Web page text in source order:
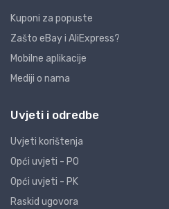
Kuponi za popuste
Zašto eBay i AliExpress?
Mobilne aplikacije
Mediji o nama
Uvjeti i odredbe
Uvjeti korištenja
Opći uvjeti - PO
Opći uvjeti - PK
Raskid ugovora